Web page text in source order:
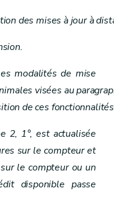
des mises à jour à
modalités de mise
visées au
de ces
2, 1°, est actualisée
sur le compteur et
le compteur ou un
disponible passe